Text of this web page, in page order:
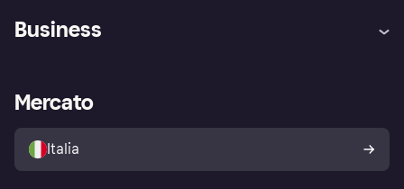
Assistenza
Esplora i negozi
Politica di protezione
dell'acquirente Klarna
Business
Accesso aziende
Mercato
Italia